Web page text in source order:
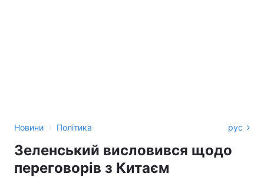
Новини › Політика рус
Зеленський висловився щодо
переговорів з Китаєм